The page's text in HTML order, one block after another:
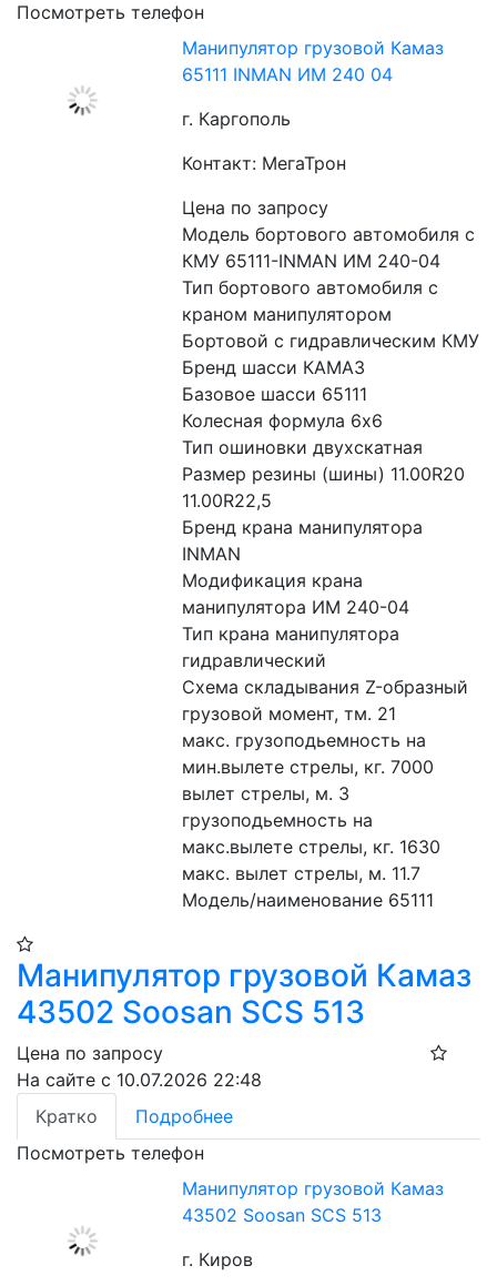
Посмотреть телефон
Манипулятор грузовой Камаз
65111 INMAN ИМ 240 04
г. Каргополь
Контакт: МегаТрон
Цена по запросу
Модель бортового автомобиля с
КМУ 65111-INMAN ИМ 240-04
Тип бортового автомобиля с
краном манипулятором
Бортовой с гидравлическим КМУ
Бренд шасси КАМАЗ
Базовое шасси 65111
Колесная формула 6x6
Тип ошиновки двухскатная
Размер резины (шины) 11.00R20
11.00R22,5
Бренд крана манипулятора
INMAN
Модификация крана
манипулятора ИМ 240-04
Тип крана манипулятора
гидравлический
Схема складывания Z-образный
грузовой момент, тм. 21
макс. грузоподьемность на
мин.вылете стрелы, кг. 7000
вылет стрелы, м. 3
грузоподьемность на
макс.вылете стрелы, кг. 1630
макс. вылет стрелы, м. 11.7
Модель/наименование 65111
Манипулятор грузовой Камаз
43502 Soosan SCS 513
Цена по запросу
На сайте с 10.07.2026 22:48
Кратко
Подробнее
Посмотреть телефон
Манипулятор грузовой Камаз
43502 Soosan SCS 513
г. Киров